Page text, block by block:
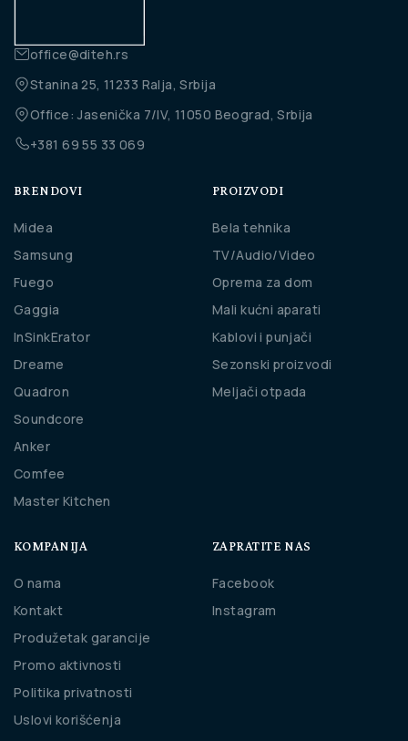
office@diteh.rs
Stanina 25, 11233 Ralja, Srbija
Office: Jasenička 7/IV, 11050 Beograd, Srbija
+381 69 55 33 069
BRENDOVI
Midea
Samsung
Fuego
Gaggia
InSinkErator
Dreame
Quadron
Soundcore
Anker
Comfee
Master Kitchen
PROIZVODI
Bela tehnika
TV/Audio/Video
Oprema za dom
Mali kućni aparati
Kablovi i punjači
Sezonski proizvodi
Meljači otpada
KOMPANIJA
O nama
Kontakt
Produžetak garancije
Promo aktivnosti
Politika privatnosti
Uslovi korišćenja
ZAPRATITE NAS
Facebook
Instagram